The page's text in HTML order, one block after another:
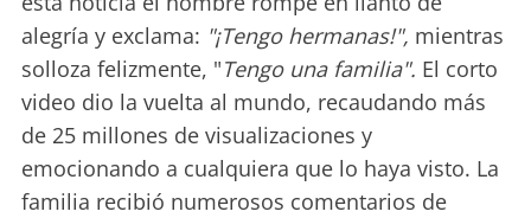
alegría y exclama: "¡Tengo hermanas!", mientras
solloza felizmente, "Tengo una familia". El corto
video dio la vuelta al mundo, recaudando más
de 25 millones de visualizaciones y
emocionando a cualquiera que lo haya visto. La
familia recibió numerosos comentarios de